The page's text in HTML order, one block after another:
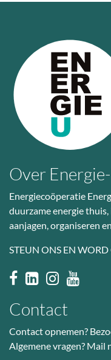
Over
Energiecoöperatie
duurzame energie
aanjagen, organiseren
STEUN ONS EN
Contact
Contact opnemen?
Algemene vragen? Mail